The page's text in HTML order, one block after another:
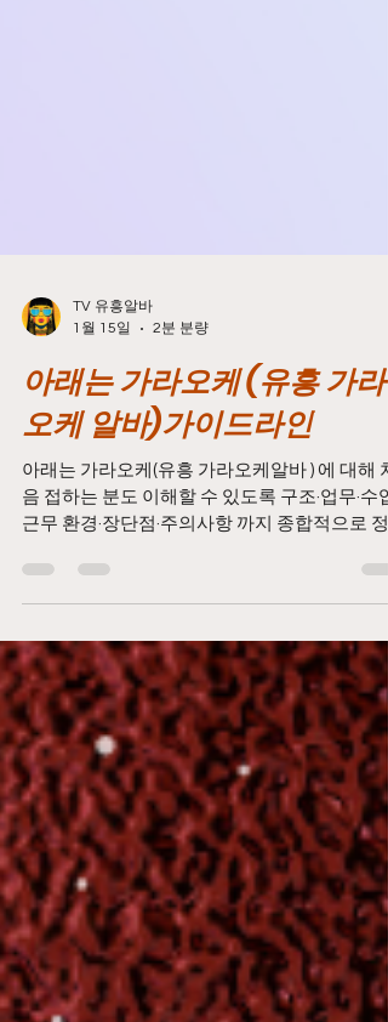
TV 유흥알바
1월 15일
2분 분량
아래는 가라오케 (유흥 가라
오케 알바)가이드라인
음 접하는 분도 이해할 수 있도록 구조·업무·수입
엇인가 유흥 가라오케는 일반 노래방과 달리 룸
(Room) 형태의 접객 업소 로, 손님이 술과 안주를
주문하고 노래를 부르며 시간을 보내는 공간입
다. 아가씨(호스트)는 손님과 같은 테이블에 앉아
대화·노래·분위기 메이킹 을 담당합니다. 강남 지
역 가라오케는 규모가 크고 체계가 잡혀 있어 초
보자 입문 업종 으로 선택되는 경우가 많습니다.
주요 업무 내용 가라오케에서의 핵심 업무는 다
과 같습니다. 손님 응대 및 기본 매너 유지 대화
드, 분위기 관리 노래 신청·박수·리액션 술 서빙(
도한 음주 강요는 없음) 업소 콘셉트에 따라 차이
는 있지만, 무리한 스킨십이나 불법 행위는 요구
되지 않는 곳이 일반적 입니다. 중요한 것은 외모
보다도 대화 능력, 공감,